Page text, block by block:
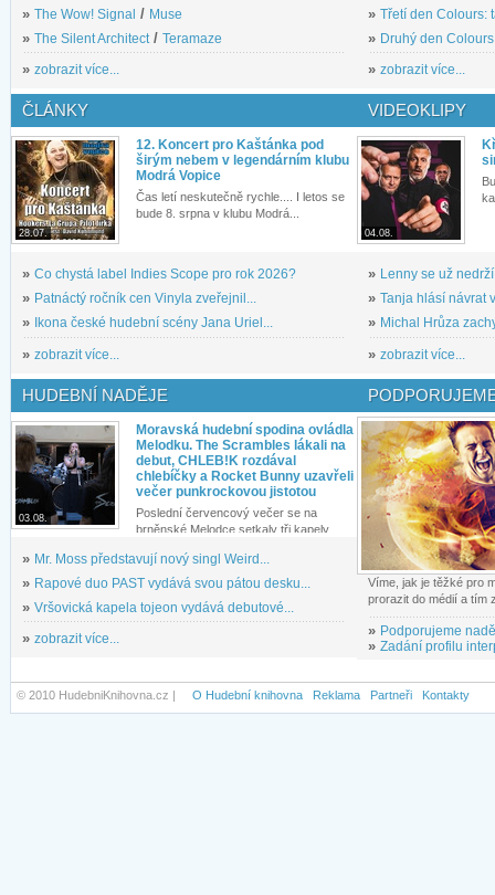
» The Wow! Signal / Muse
» The Silent Architect/ Teramaze
» zobrazit více...
» Třetí den Colours:
» Druhý den
» zobrazit více...
ČLÁNKY
28.07.
12. Koncert pro Kaštánka pod
širým nebem v legendárním klubu
Modrá Vopice
Čas letí neskutečně rychle.... I letos se
bude 8. srpna v klubu Modrá...
» Co chystá label Indies Scope pro rok 2026?
» Patnáctý ročník cen Vinyla zveřejnil...
»
Ikona české hudební scény Jana Uriel...
» zobrazit více...
VIDEOKLIPY
04.08.
» Lenny se už
» Tanja hlásí návrat
» Michal Hrůza
» zobrazit více...
HUDEBNÍ NADĚJE
03.08.
Moravská hudební spodina ovládla
Melodku. The Scrambles lákali na
debut, CHLEB!K rozdával
chlebíčky a Rocket Bunny uzavřeli
večer punkrockovou jistotou
Poslední červencový večer se na
brněnské Melodce setkaly tři kapely...
» Mr. Moss představují nový singl Weird...
» Rapové duo PAST vydává svou pátou desku...
» Vršovická kapela tojeon vydává debutové...
» zobrazit více...
Víme, jak je těžké pro
prorazit do médií a tím
» Podporujeme
» Zadání profilu
© 2010 HudebniKnihovna.cz | O Hudební knihovna Reklama Partneři Kontakty